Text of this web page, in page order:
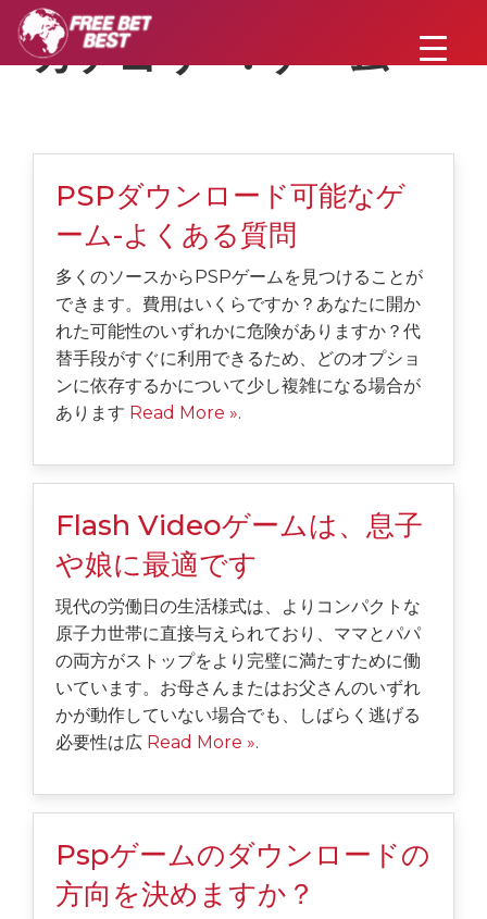
カテゴリー:ゲーム
PSPダウンロード可能なゲ
ーム-よくある質問
多くのソースからPSPゲームを見つけることが
できます。費用はいくらですか？あなたに開か
れた可能性のいずれかに危険がありますか？代
替手段がすぐに利用できるため、どのオプショ
ンに依存するかについて少し複雑になる場合が
あります Read More ».
Flash Videoゲームは、息子
や娘に最適です
現代の労働日の生活様式は、よりコンパクトな
原子力世帯に直接与えられており、ママとパパ
の両方がストップをより完璧に満たすために働
いています。お母さんまたはお父さんのいずれ
かが動作していない場合でも、しばらく逃げる
必要性は広 Read More ».
Pspゲームのダウンロードの
方向を決めますか？